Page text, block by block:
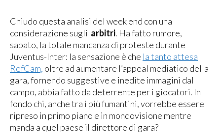
Chiudo questa analisi del week end con una
considerazione sugli arbitri. Ha fatto rumore,
sabato, la totale mancanza di proteste durante
Juventus-Inter: la sensazione è che la tanto attesa
RefCam, oltre ad aumentare l’appeal mediatico della
gara, fornendo suggestive e inedite immagini dal
campo, abbia fatto da deterrente per i giocatori. In
fondo chi, anche tra i più fumantini, vorrebbe essere
ripreso in primo piano e in mondovisione mentre
manda a quel paese il direttore di gara?